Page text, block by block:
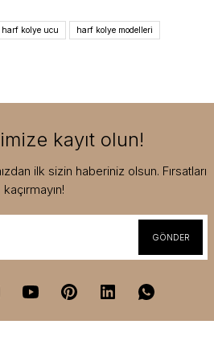
harf kolye ucu harf kolye modelleri
kayıt olun!
ilk sizin haberiniz olsun. Fırsatları
kaçırmayın!
GÖNDER